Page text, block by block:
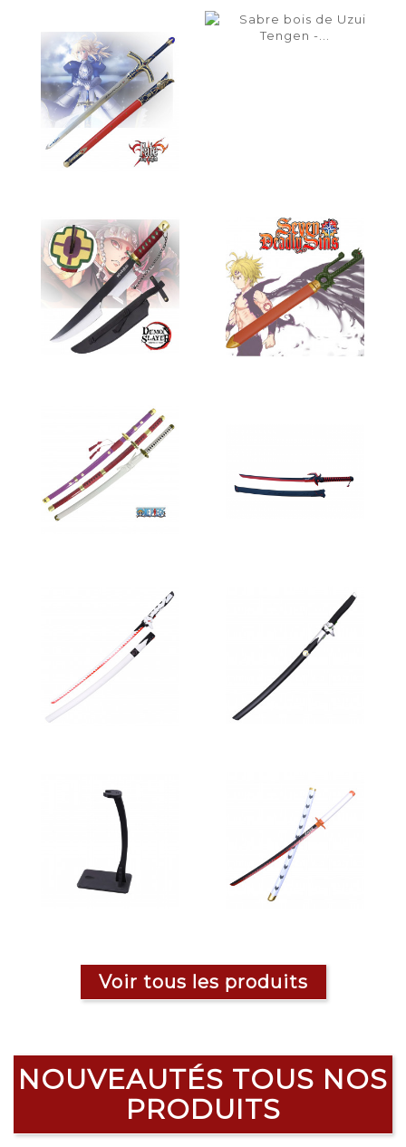
Voir tous les produits
NOUVEAUTÉS TOUS NOS
PRODUITS